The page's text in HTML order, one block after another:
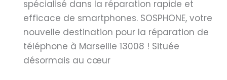
e
s
A
p
p
m
s
u
n
g
spécialisé dans la réparation rapide et
efficace de smartphones. SOSPHONE, votre
nouvelle destination pour la réparation de
téléphone à Marseille 13008 ! Située
désormais au cœur